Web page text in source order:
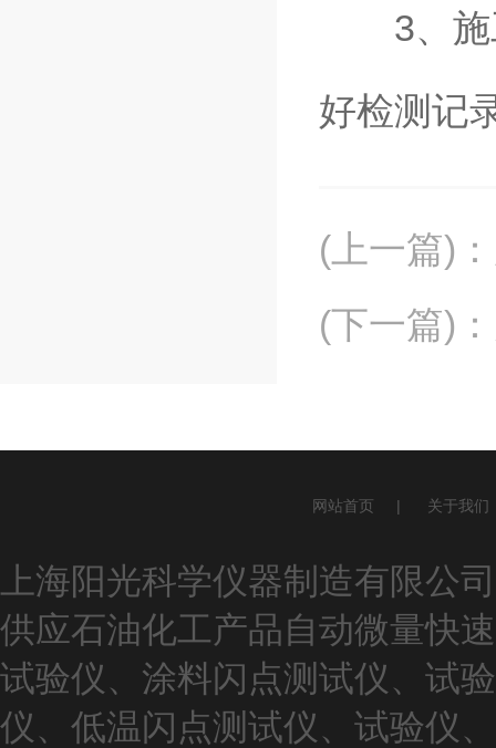
3、施工
好检测记
(上一篇) ：
(下一篇) ：
网站首页 | 关于我们
上海阳光科学仪器制造有限公
供应石油化工产品自动微量快
试验仪、涂料闪点测试仪、试
仪、低温闪点测试仪、试验仪